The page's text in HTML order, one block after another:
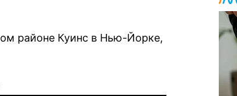
районе Куинс в Нью-Йорке,